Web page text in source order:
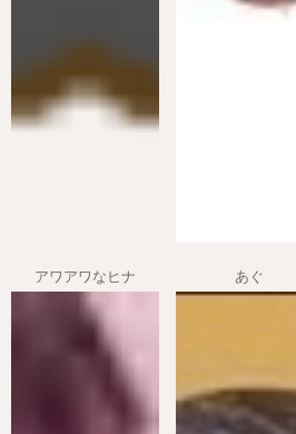
アワアワなヒナ あぐ